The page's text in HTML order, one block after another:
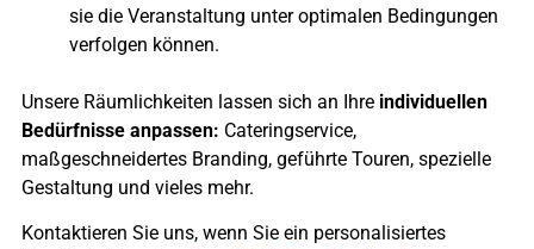
sie die Veranstaltung unter optimalen Bedingungen
verfolgen können.
Unsere Räumlichkeiten lassen sich an Ihre individuellen
Bedürfnisse anpassen: Cateringservice,
maßgeschneidertes Branding, geführte Touren, spezielle
Gestaltung und vieles mehr.
Kontaktieren Sie uns, wenn Sie ein personalisiertes